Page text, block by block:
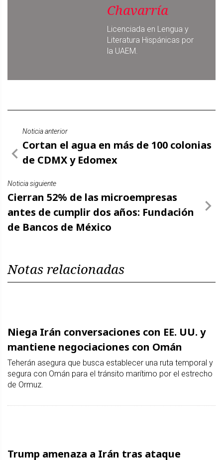
Chavarría
Licenciada en Lengua y
Literatura Hispánicas por
la UAEM.
Noticia anterior
Cortan el agua en más de 100 colonias
de CDMX y Edomex
Noticia siguiente
Cierran 52% de las microempresas
antes de cumplir dos años: Fundación
de Bancos de México
Notas relacionadas
Niega Irán conversaciones con EE. UU. y
mantiene negociaciones con Omán
Teherán asegura que busca establecer una ruta temporal y
segura con Omán para el tránsito marítimo por el estrecho
de Ormuz.
Trump amenaza a Irán tras ataque